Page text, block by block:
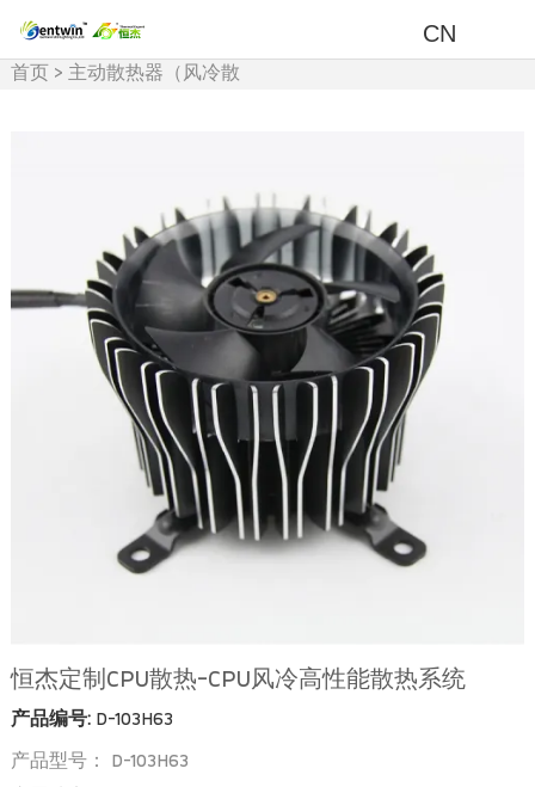
CN
首页 > 主动散热器（风冷散
恒杰定制CPU散热-CPU风冷高性能散热系统
产品编号:D-103H63
产品型号： D-103H63